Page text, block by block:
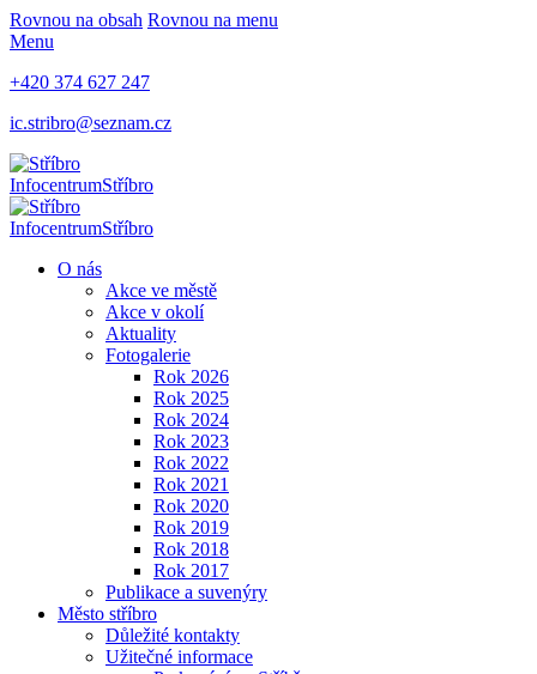
Rovnou na obsah Rovnou na menu
Menu
+420 374 627 247
ic.stribro@seznam.cz
InfocentrumStříbro
InfocentrumStříbro
O nás
Akce ve městě
Akce v okolí
Aktuality
Fotogalerie
Rok 2026
Rok 2025
Rok 2024
Rok 2023
Rok 2022
Rok 2021
Rok 2020
Rok 2019
Rok 2018
Rok 2017
Publikace a suvenýry
Město stříbro
Důležité kontakty
Užitečné informace